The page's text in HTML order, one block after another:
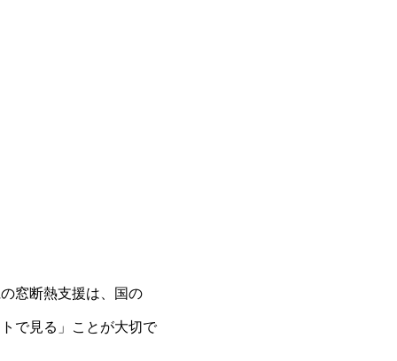
窓断熱支援は、国の
で見る」ことが大切で